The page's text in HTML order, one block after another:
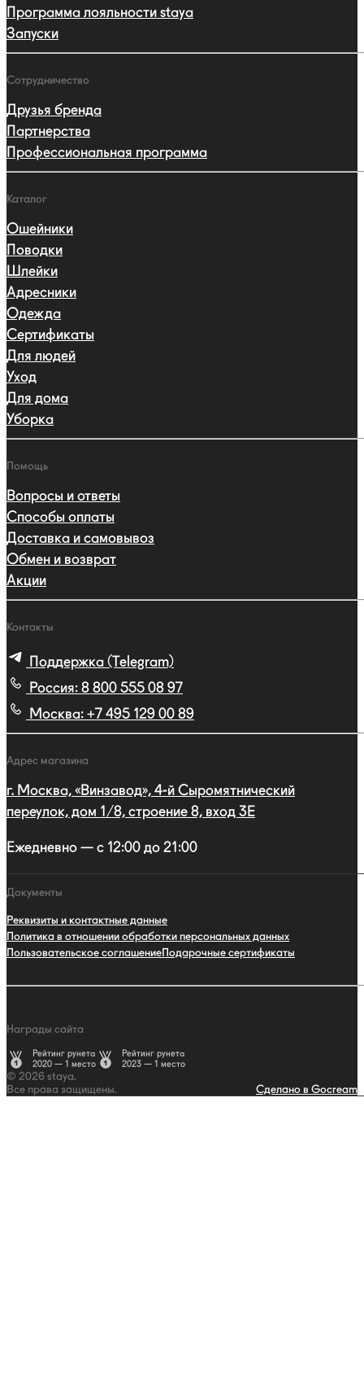
Программа лояльности staya
Запуски
Сотрудничество
Друзья бренда
Партнерства
Профессиональная программа
Каталог
Ошейники
Поводки
Шлейки
Адресники
Одежда
Сертификаты
Для людей
Уход
Для дома
Уборка
Помощь
Вопросы и ответы
Способы оплаты
Доставка и самовывоз
Обмен и возврат
Акции
Контакты
Поддержка (Telegram)
Россия: 8 800 555 08 97
Москва: +7 495 129 00 89
Адрес магазина
г. Москва, «Винзавод», 4-й Сыромятнический
переулок, дом 1/8, строение 8, вход 3E
Ежедневно — с 12:00 до 21:00
Документы
Реквизиты и контактные данные
Политика в отношении обработки персональных данных
Пользовательское соглашениеПодарочные сертификаты
Награды сайта
Рейтинг рунета
2020 — 1 место
Рейтинг рунета
2023 — 1 место
© 2026 staya.
Все права защищены.
Сделано в Gocream